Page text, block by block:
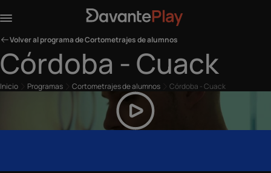
Volver al programa de Cortometrajes de alumnos
Córdoba - Cuack
Inicio Programas Cortometrajes de alumnos Córdoba - Cuack